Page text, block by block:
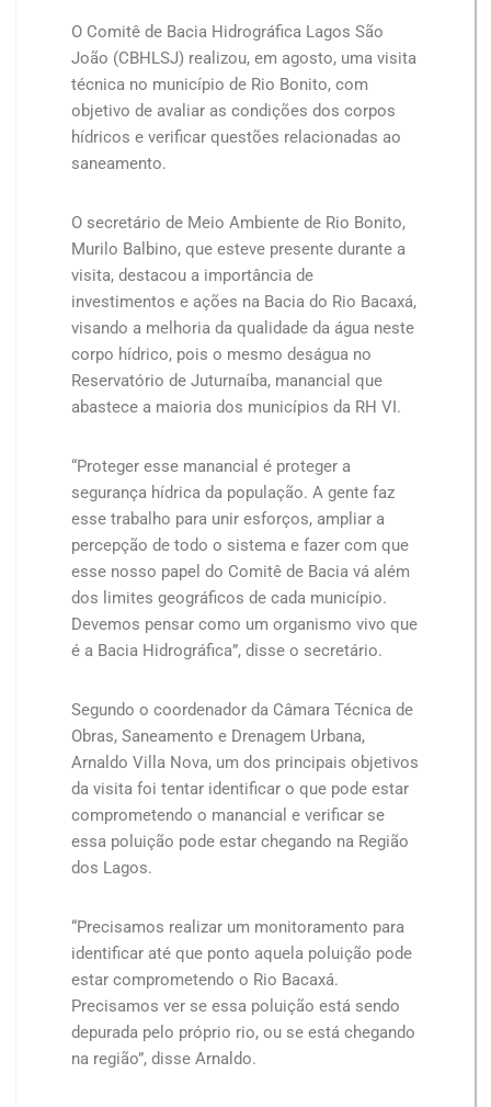
O Comitê de Bacia Hidrográfica Lagos São
João (CBHLSJ) realizou, em agosto, uma visita
técnica no município de Rio Bonito, com
objetivo de avaliar as condições dos corpos
hídricos e verificar questões relacionadas ao
saneamento.
O secretário de Meio Ambiente de Rio Bonito,
Murilo Balbino, que esteve presente durante a
visita, destacou a importância de
investimentos e ações na Bacia do Rio Bacaxá,
visando a melhoria da qualidade da água neste
corpo hídrico, pois o mesmo deságua no
Reservatório de Juturnaíba, manancial que
abastece a maioria dos municípios da RH VI.
“Proteger esse manancial é proteger a
segurança hídrica da população. A gente faz
esse trabalho para unir esforços, ampliar a
percepção de todo o sistema e fazer com que
esse nosso papel do Comitê de Bacia vá além
dos limites geográficos de cada município.
Devemos pensar como um organismo vivo que
é a Bacia Hidrográfica”, disse o secretário.
Segundo o coordenador da Câmara Técnica de
Obras, Saneamento e Drenagem Urbana,
Arnaldo Villa Nova, um dos principais objetivos
da visita foi tentar identificar o que pode estar
comprometendo o manancial e verificar se
essa poluição pode estar chegando na Região
dos Lagos.
“Precisamos realizar um monitoramento para
identificar até que ponto aquela poluição pode
estar comprometendo o Rio Bacaxá.
Precisamos ver se essa poluição está sendo
depurada pelo próprio rio, ou se está chegando
na região”, disse Arnaldo.